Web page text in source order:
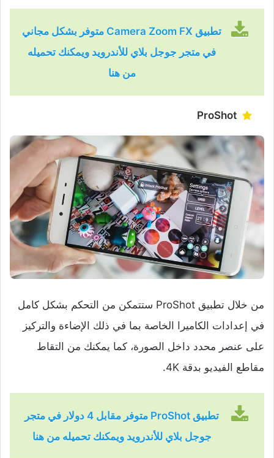
تطبيق Camera Zoom FX متوفر بشكل مجاني
في متجر جوجل بلاي للأندرويد ويمكنك تحميله
من هنا
ProShot
من خلال تطبيق ProShot ستتمكن من التحكم بشكل كامل
في إعدادات الكاميرا الخاصة بما في ذلك الإضاءة والتركيز
على عنصر محدد داخل الصورة، كما يمكنك من التقاط
مقاطع الفيديو بدقة 4K.
تطبيق ProShot متوفر مقابل 4 دولار في متجر
جوجل بلاي للأندرويد ويمكنك تحميله من هنا